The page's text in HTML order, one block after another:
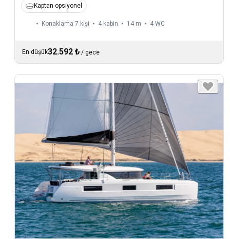
Kaptan opsiyonel
Konaklama 7 kişi 4 kabin 14 m 4 WC
En düşük32.592 ₺ / gece